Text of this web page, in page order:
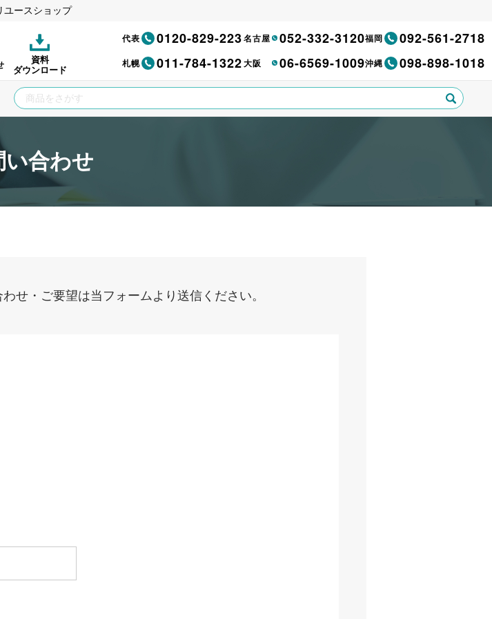
ユースショップ
資料
ダウンロード
代表 0120-829-223名古屋 052-332-3120福岡 092-561-2718
札幌 011-784-1322大阪 06-6569-1009沖縄 098-898-1018
い合わせ
せ・ご要望は当フォームより送信ください。